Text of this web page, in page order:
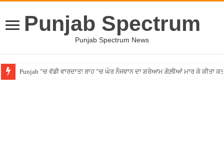
Punjab Spectrum
Punjab Spectrum News
Punjab ”ਚ ਵੱਡੀ ਵਾਰਦਾਤ! ਰਾਹ ”ਚ ਘੇਰ ਨੌਜਵਾਨ ਦਾ ਸ਼ਰੇਆਮ ਗੋਲ਼ੀਆਂ ਮਾਰ ਕੇ ਕੀਤਾ